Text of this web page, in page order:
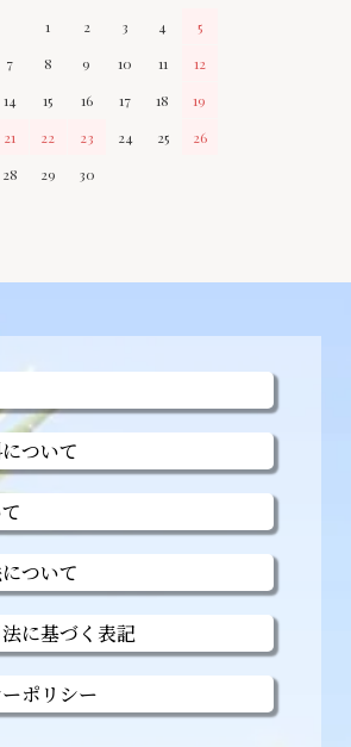
1
2 3 4
5
7 8 9 10 11
12
14 15 16 17 18
19
21 22 23 24 25
26
28 29 30
ついて
ついて
に基づく表記
ポリシー